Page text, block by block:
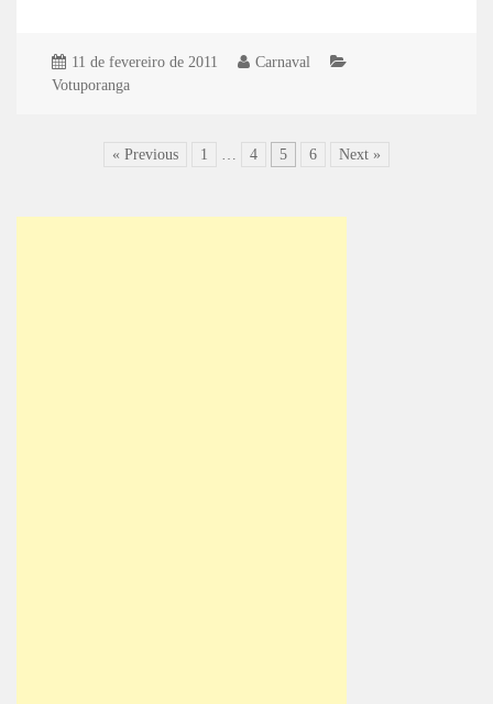
11 de fevereiro de 2011
Carnaval
Votuporanga
« Previous 1 … 4 5 6 Next »